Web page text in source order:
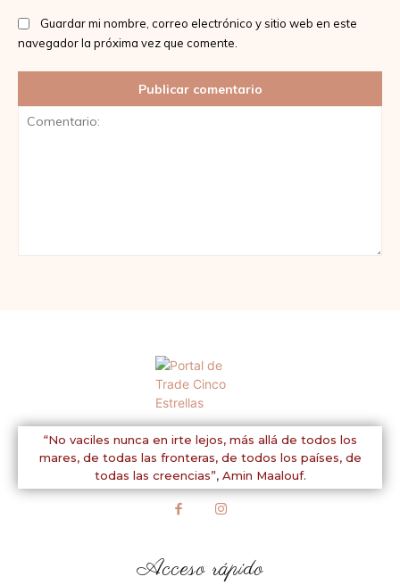
Guardar mi nombre, correo electrónico y sitio web en este
navegador la próxima vez que comente.
“No vaciles nunca en irte lejos, más allá de todos los
mares, de todas las fronteras, de todos los países, de
todas las creencias”, Amin Maalouf.
Acceso rápido